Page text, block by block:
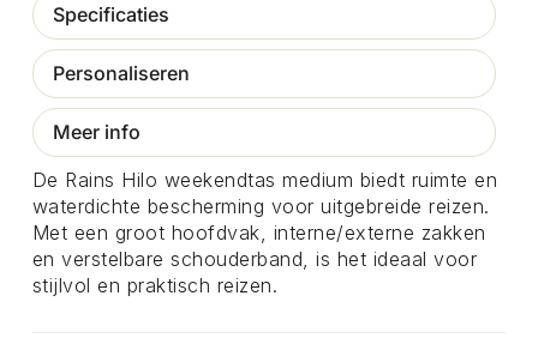
Specificaties
Personaliseren
Meer info
De Rains Hilo weekendtas medium biedt ruimte en
waterdichte bescherming voor uitgebreide reizen.
Met een groot hoofdvak, interne/externe zakken
en verstelbare schouderband, is het ideaal voor
stijlvol en praktisch reizen.